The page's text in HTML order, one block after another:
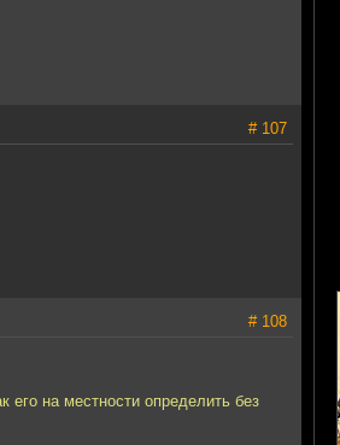
# 107
# 108
его на местности определить без